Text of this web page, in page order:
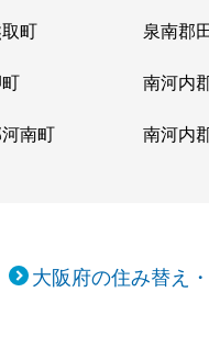
町 泉南郡
南河内
南町 南河内
大阪府の住み替え